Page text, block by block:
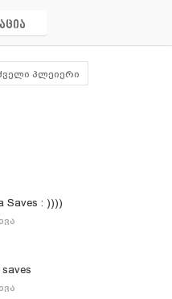
პლეიერი
Saves : ))))